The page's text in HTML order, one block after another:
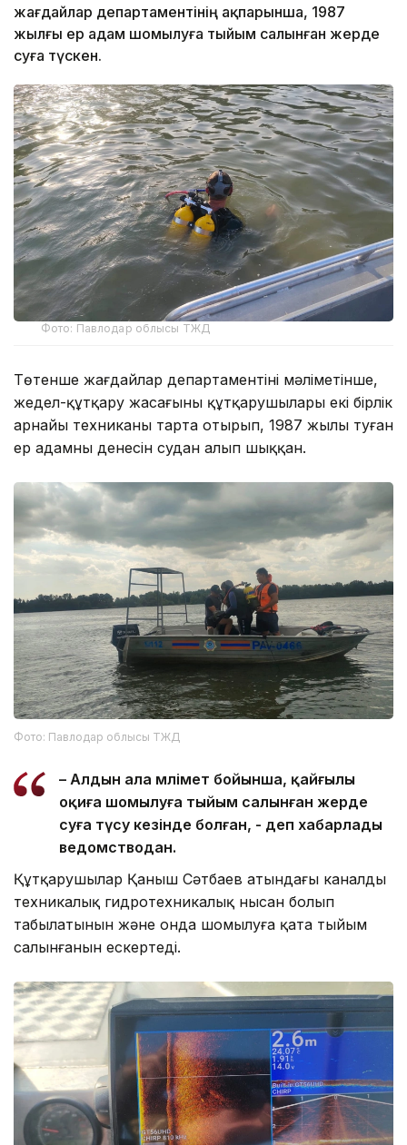
жағдайлар департаментінің ақпарынша, 1987
жылғы ер адам шомылуға тыйым салынған жерде
суға түскен.
Фото: Павлодар облысы ТЖД
Төтенше жағдайлар департаментінің мәліметінше,
жедел-құтқару жасағының құтқарушылары екі бірлік
арнайы техниканы тарта отырып, 1987 жылы туған
ер адамның денесін судан алып шыққан.
Фото: Павлодар облысы ТЖД
– Алдын ала мәлімет бойынша, қайғылы
оқиға шомылуға тыйым салынған жерде
суға түсу кезінде болған, - деп хабарлады
ведомстводан.
Құтқарушылар Қаныш Сәтбаев атындағы каналдың
техникалық гидротехникалық нысан болып
табылатынын және онда шомылуға қатаң тыйым
салынғанын ескертеді.